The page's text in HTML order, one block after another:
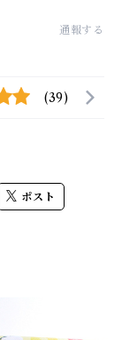
通報する
(39)
ポスト